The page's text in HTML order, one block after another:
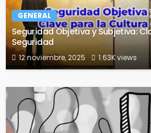
GENERAL
Seguridad Objetiva y Subjetiva:
Seguridad
12 noviembre, 2025 1.63K views